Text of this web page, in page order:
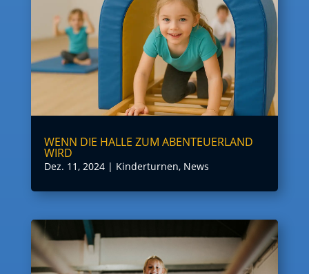
WENN DIE HALLE ZUM ABENTEUERLAND
WIRD
Dez. 11, 2024| Kinderturnen, News